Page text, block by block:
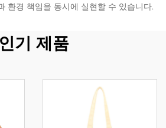
환경 책임을 동시에 실현할 수 있습니다.
인기 제품